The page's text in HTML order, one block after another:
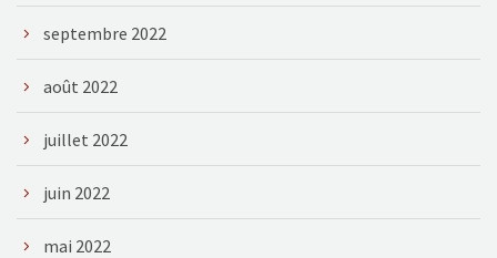
septembre 2022
août 2022
juillet 2022
juin 2022
mai 2022